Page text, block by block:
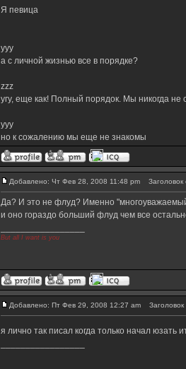
Я певица
yyy
а с личной жизнью все в порядке?
zzz
угу, еще как! Полный порядок. Мы никогда
yyy
но к сожалению мы еще не знакомы
Добавлено: Чт Фев 28, 2008 11:48 pm Заголовок
Да? И это не флуд? Именно
и оно гораздо больший флуд чем все
But all I want is you
Добавлено: Пт Фев 29, 2008 12:27 am
я лично так писал когда только начал юзать